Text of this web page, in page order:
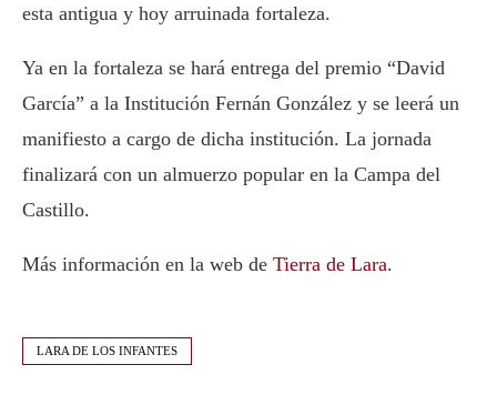
esta antigua y hoy arruinada fortaleza.
Ya en la fortaleza se hará entrega del premio “David
García” a la Institución Fernán González y se leerá un
manifiesto a cargo de dicha institución. La jornada
finalizará con un almuerzo popular en la Campa del
Castillo.
Más información en la web de Tierra de Lara.
LARA DE LOS INFANTES